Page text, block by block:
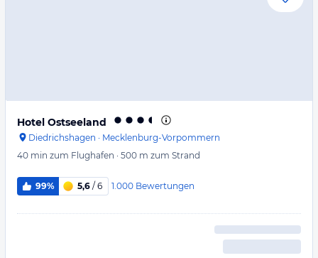
Hotel Ostseeland
Diedrichshagen · Mecklenburg-Vorpommern
40 min zum Flughafen · 500 m zum Strand
99% 5,6 / 6 1.000 Bewertungen